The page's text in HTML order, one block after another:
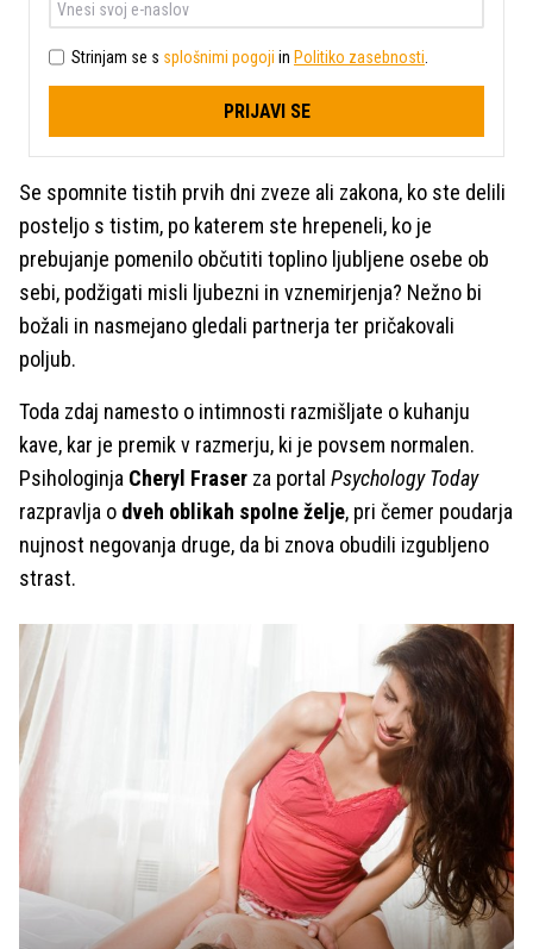
Strinjam se s splošnimi pogoji in Politiko zasebnosti
PRIJAVI SE
Se spomnite tistih prvih dni zveze ali zakona, ko ste delili
posteljo s tistim, po katerem ste hrepeneli, ko je
prebujanje pomenilo občutiti toplino ljubljene osebe ob
sebi, podžigati misli ljubezni in vznemirjenja? Nežno bi
božali in nasmejano gledali partnerja ter pričakovali
poljub.
Toda zdaj namesto o intimnosti razmišljate o kuhanju
kave, kar je premik v razmerju, ki je povsem normalen.
Psihologinja Cheryl Fraser za portal Psychology Today
razpravlja o dveh oblikah spolne želje, pri čemer poudarja
nujnost negovanja druge, da bi znova obudili izgubljeno
strast.